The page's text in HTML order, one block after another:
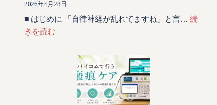
2026年4月28日
■ はじめに 「自律神経が乱れてますね」と言… 続
きを読む